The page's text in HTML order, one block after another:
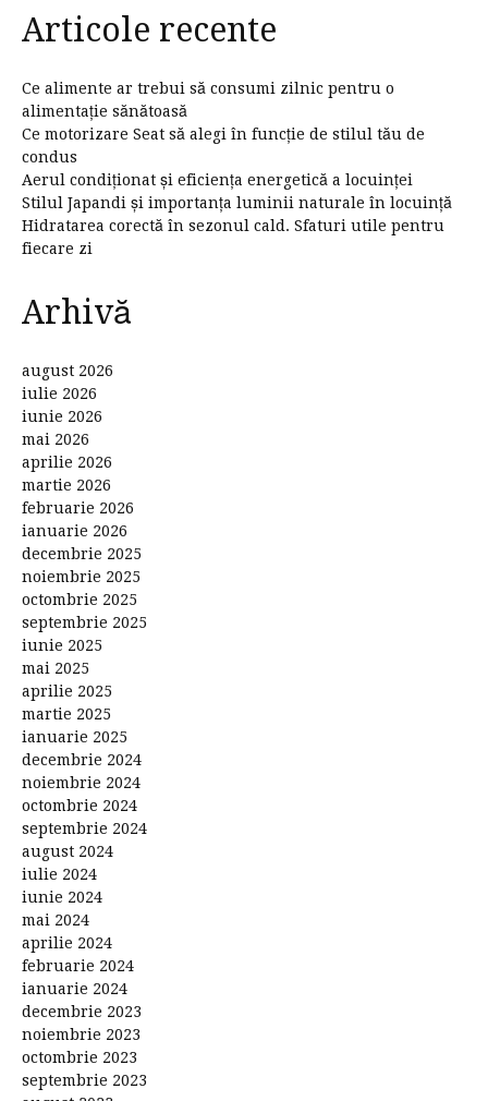
Articole recente
Ce alimente ar trebui să consumi zilnic pentru o
alimentație sănătoasă
Ce motorizare Seat să alegi în funcție de stilul tău de
condus
Aerul condiționat și eficiența energetică a locuinței
Stilul Japandi și importanța luminii naturale în locuință
Hidratarea corectă în sezonul cald. Sfaturi utile pentru
fiecare zi
Arhivă
august 2026
iulie 2026
iunie 2026
mai 2026
aprilie 2026
martie 2026
februarie 2026
ianuarie 2026
decembrie 2025
noiembrie 2025
octombrie 2025
septembrie 2025
iunie 2025
mai 2025
aprilie 2025
martie 2025
ianuarie 2025
decembrie 2024
noiembrie 2024
octombrie 2024
septembrie 2024
august 2024
iulie 2024
iunie 2024
mai 2024
aprilie 2024
februarie 2024
ianuarie 2024
decembrie 2023
noiembrie 2023
octombrie 2023
septembrie 2023